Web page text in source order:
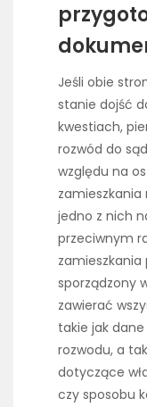
Jeśli obie
stanie dojść
kwestiach,
rozwód do
względu na
zamieszkania
jedno z nich
przeciwnym
zamieszkania
sporządzony
zawierać
takie jak
rozwodu, a
dotyczące
czy sposobu